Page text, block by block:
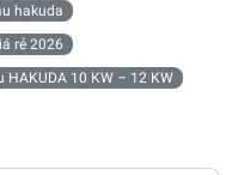
hakuda
rẻ 2026
HAKUDA 10 KW – 12 KW